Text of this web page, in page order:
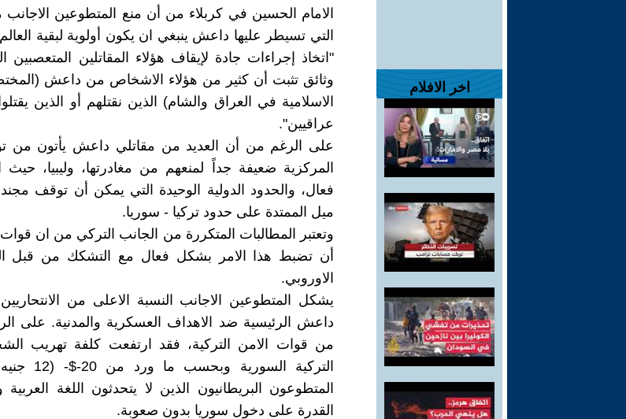
اخر الافلام
الامام الحسين في كربلاء من أن ‏منع المتطوعين
التي تسيطر عليها داعش ينبغي ان يكون أولوية لبقية
"اتخاذ إجراءات جادة لإيقاف هؤلاء المقاتلين المتعصبين
وثائق ‏تثبت أن كثير من هؤلاء الاشخاص من داعش
الاسلامية في العراق والشام) ‏الذين نقتلهم أو الذين
عراقيين". ‏
على الرغم من أن العديد من مقاتلي داعش يأتون من
المركزية ضعيفة جداً لمنعهم من ‏مغادرتها، وليبيا،
ميل الممتدة على حدود تركيا - سوريا.‏
وتعتبر المطالبات المتكررة من الجانب التركي من ان قوات
أن تضبط هذا الامر ‏بشكل فعال مع التشكك من قبل
الاوروبي.‏
يشكل المتطوعين الاجانب النسبة الاعلى من
داعش الرئيسية ضد الاهداف ‏العسكرية والمدنية. على
من قوات الامن التركية، فقد ارتفعت كلفة تهريب
المتطوعون ‏البريطانيون الذين لا يتحدثون اللغة العربية
القدرة على دخول سوريا بدون صعوبة.‏